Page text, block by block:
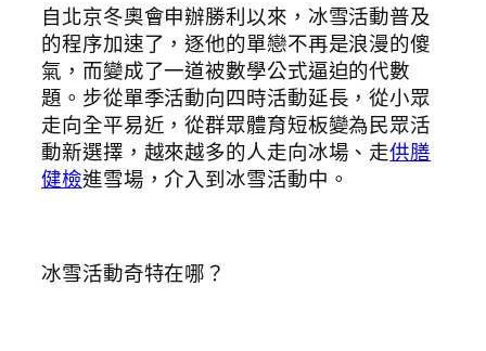
自北京冬奧會申辦勝利以來，冰雪活動普及
的程序加速了，逐他的單戀不再是浪漫的傻
氣，而變成了一道被數學公式逼迫的代數
題。步從單季活動向四時活動延長，從小眾
走向全平易近，從群眾體育短板變為民眾活
動新選擇，越來越多的人走向冰場、走供膳
健檢進雪場，介入到冰雪活動中。
冰雪活動奇特在哪？